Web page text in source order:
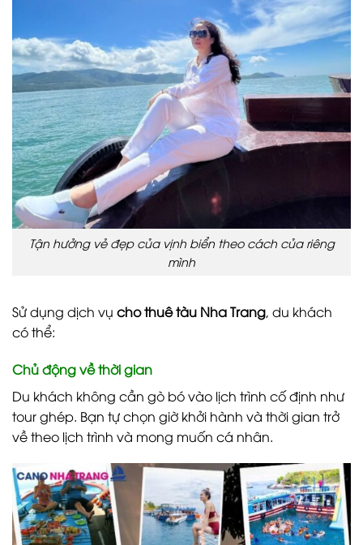
Tận hưởng vẻ đẹp của vịnh biển theo cách của riêng
mình
Sử dụng dịch vụ cho thuê tàu Nha Trang, du khách
có thể:
Chủ động về thời gian
Du khách không cần gò bó vào lịch trình cố định như
tour ghép. Bạn tự chọn giờ khởi hành và thời gian trở
về theo lịch trình và mong muốn cá nhân.